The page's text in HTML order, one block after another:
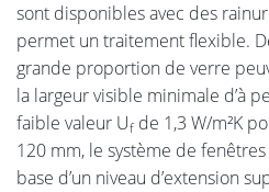
sont disponibles avec des
permet un traitement flexible.
grande proportion de verre
la largeur visible minimale d’à
faible valeur Uf de 1,3 W/m²K
120 mm, le système de
base d’un niveau d’extension